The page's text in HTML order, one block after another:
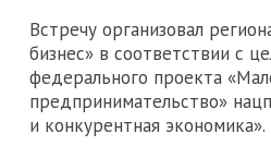
Встречу организовал
бизнес» в соответствии с
федерального проекта
предпринимательство»
и конкурентная экономика».